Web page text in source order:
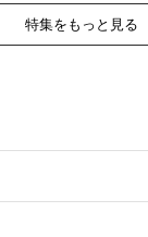
特集をもっと見る